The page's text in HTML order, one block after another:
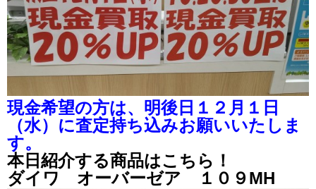
現金希望の方は、明後日１２月１日
（水）に査定持ち込みお願いいたしま
す。
本日紹介する商品はこちら！
ダイワ オーバーゼア １０９MH